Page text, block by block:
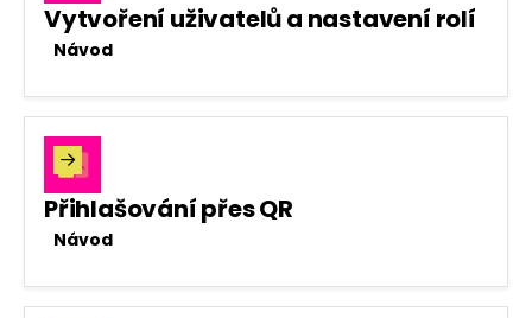
Vytvoření uživatelů a nastavení rolí
Návod
Přihlašování přes QR
Návod
